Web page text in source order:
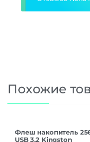
Похожие
Флеш накопитель
USB 3.2 Kingston